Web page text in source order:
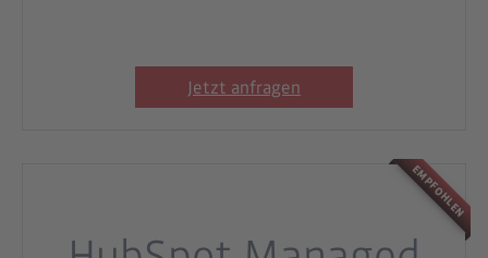
Jetzt anfragen
EMPFOHLEN